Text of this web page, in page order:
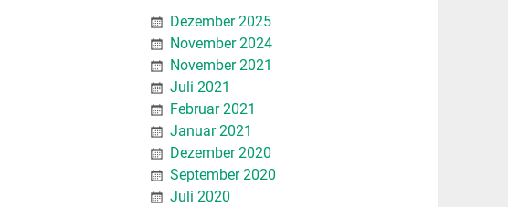
Dezember 2025
November 2024
November 2021
Juli 2021
Februar 2021
Januar 2021
Dezember 2020
September 2020
Juli 2020